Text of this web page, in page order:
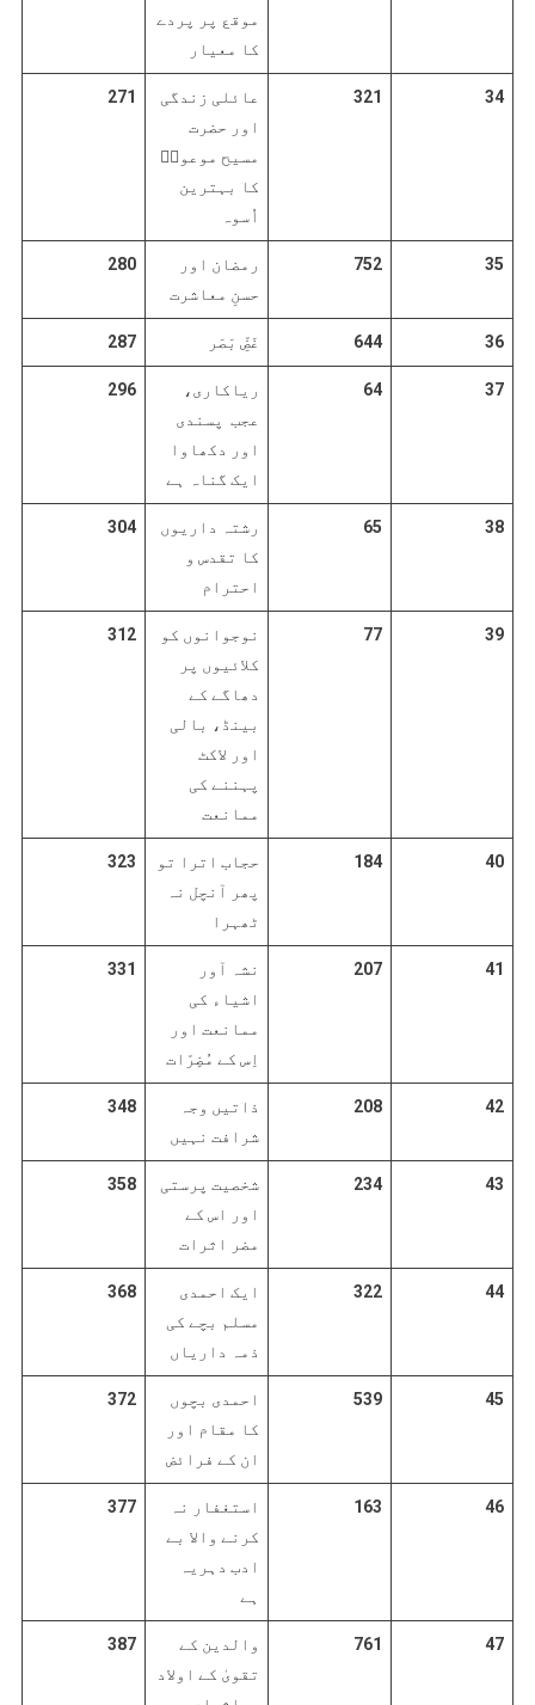
موقع پر پردے
کا معیار
34
321
عائلی زندگی
اور حضرت
مسیح موعودؑ
کا بہترین
اُسوہ
271
35
752
رمضان اور
حسنِ معاشرت
280
36
644 غَضِّ بَصَر 287
37
64
ریاکاری،
عجب پسندی
اور دکھاوا
ایک گناہ ہے
296
38
65
رشتہ داریوں
کا تقدس و
احترام
304
39
77
نوجوانوں کو
کلائیوں پر
دھاگے کے
بینڈ، بالی
اور لاکٹ
پہننے کی
ممانعت
312
40
184
حجاب اترا تو
پھر آنچل نہ
ٹھہرا
323
41
207
نشہ آور
اشیاء کی
ممانعت اور
اِس کے مُضِرّات
331
42
208
ذاتیں وجہ
شرافت نہیں
348
43
234
شخصیت پرستی
اور اس کے
مضر اثرات
358
44
322
ایک احمدی
مسلم بچے کی
ذمہ داریاں
368
45
539
احمدی بچوں
کا مقام اور
ان کے فرائض
372
46
163
استغفار نہ
کرنے والا بے
ادب دہریہ
ہے
377
47
761
والدین کے
تقویٰ کے اولاد
387